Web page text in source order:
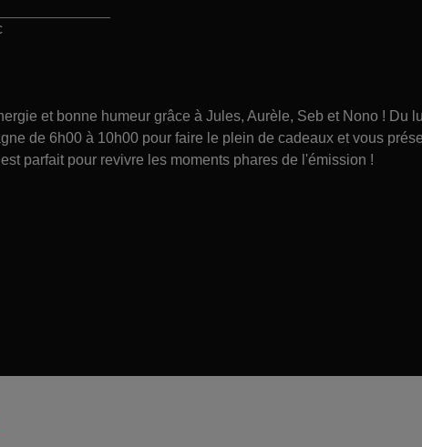
et bonne humeur grâce à Jules, Aurèle, Seb et Nono ! Du
de 6h00 à 10h00 pour faire le plein de cadeaux et vous
parfait pour revivre les moments phares de l'émission !